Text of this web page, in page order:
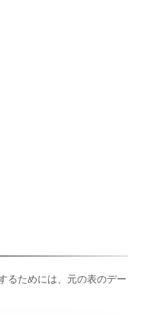
るためには、元の表のデー